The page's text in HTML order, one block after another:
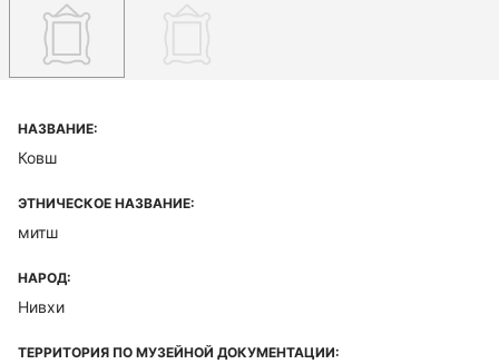
НАЗВАНИЕ:
Ковш
ЭТНИЧЕСКОЕ НАЗВАНИЕ:
митш
НАРОД:
Нивхи
ТЕРРИТОРИЯ ПО МУЗЕЙНОЙ ДОКУМЕНТАЦИИ: